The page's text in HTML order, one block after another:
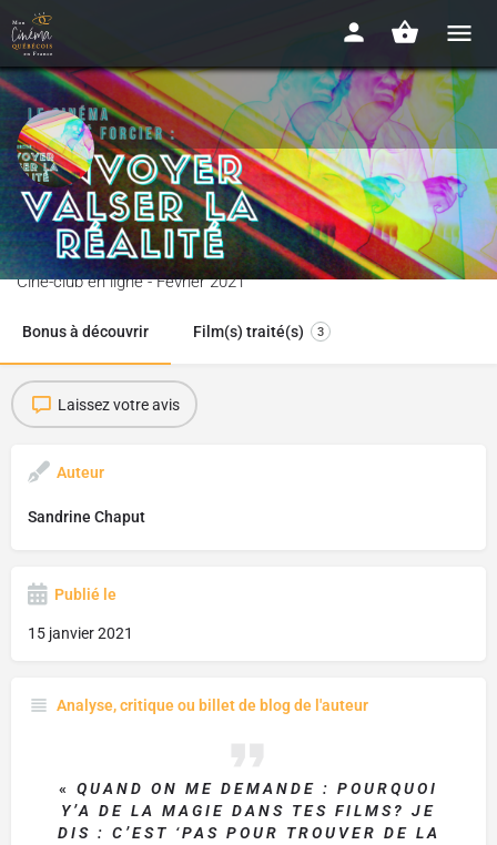
Réalisme magique ou quand André
Forcier envoie valser la réalité
Ciné-club en ligne - Février 2021
Bonus à découvrir Film(s) traité(s) 3
Laissez votre avis
Auteur
Sandrine Chaput
Publié le
15 janvier 2021
Analyse, critique ou billet de blog de l'auteur
« QUAND ON ME DEMANDE : POURQUOI
Y’A DE LA MAGIE DANS TES FILMS? JE
DIS : C’EST ‘PAS POUR TROUVER DE LA